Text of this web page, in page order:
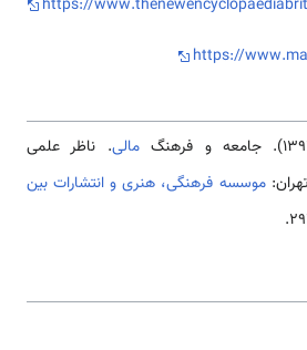
https://
https://
مالی. ناظر علمی
موسسه فرهنگی، هنری و انتشارات بین